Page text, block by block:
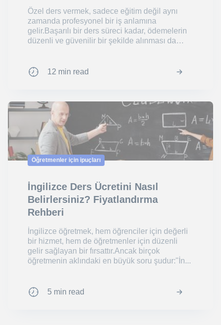
Özel ders vermek, sadece eğitim değil aynı
zamanda profesyonel bir iş anlamına
gelir.Başarılı bir ders süreci kadar, ödemelerin
düzenli ve güvenilir bir şekilde alınması da
12 min read
Öğretmenler için ipuçları
İngilizce Ders Ücretini Nasıl
Belirlersiniz? Fiyatlandırma
Rehberi
İngilizce öğretmek, hem öğrenciler için değerli
bir hizmet, hem de öğretmenler için düzenli
gelir sağlayan bir fırsattır.Ancak birçok
öğretmenin aklındaki en büyük soru şudur:"İn...
5 min read